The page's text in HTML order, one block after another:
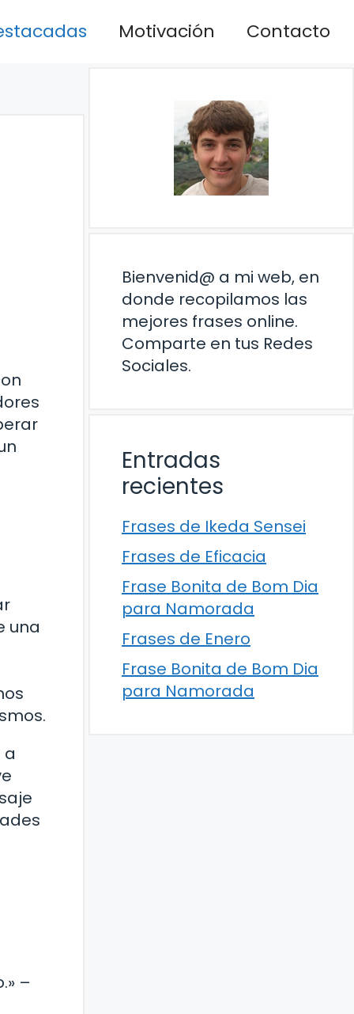
Motivación Contacto
una
a
–
Bienvenid@ a mi web, en
donde recopilamos las
mejores frases online.
Comparte en tus Redes
Sociales.
Entradas
recientes
Frases de Ikeda Sensei
Frases de Eficacia
Frase Bonita de Bom Dia
para Namorada
Frases de Enero
Frase Bonita de Bom Dia
para Namorada